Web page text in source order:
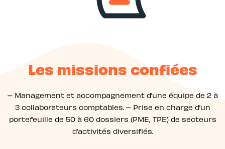
Les missions confiées
– Management et accompagnement d’une équipe de 2 à
3 collaborateurs comptables. – Prise en charge d’un
portefeuille de 50 à 60 dossiers (PME, TPE) de secteurs
d’activités diversifiés.